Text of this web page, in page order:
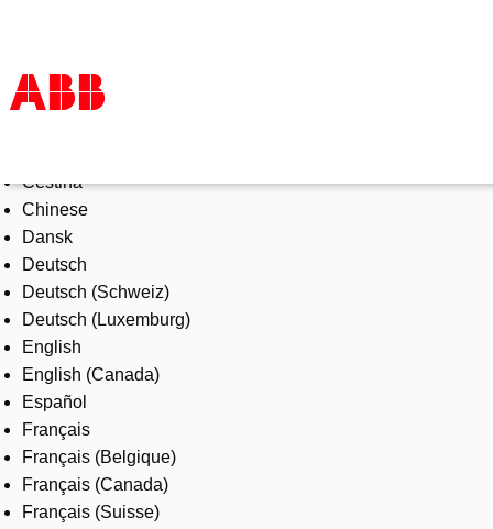
Products & Solutions
Industries
Services
About us
Where to buy
Contact us
Careers
Čeština
Chinese
Dansk
Deutsch
Deutsch (Schweiz)
Deutsch (Luxemburg)
English
English (Canada)
Español
Français
Français (Belgique)
Français (Canada)
Français (Suisse)